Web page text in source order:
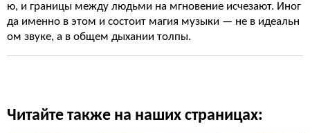
ю, и границы между людьми на мгновение исчезают. Иног
да именно в этом и состоит магия музыки — не в идеальн
ом звуке, а в общем дыхании толпы.
Читайте также на наших страницах: